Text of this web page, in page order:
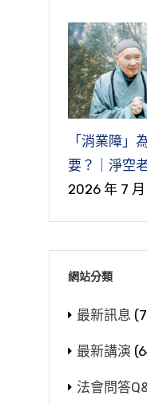
「消業障」
要？｜淨空
2026 年 7 月
網站分類
最新訊息
最新講演
法會問答